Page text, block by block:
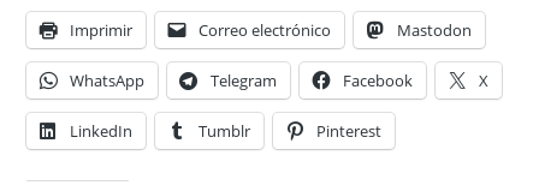
Imprimir Correo electrónico Mastodon
WhatsApp Telegram Facebook X
LinkedIn Tumblr Pinterest